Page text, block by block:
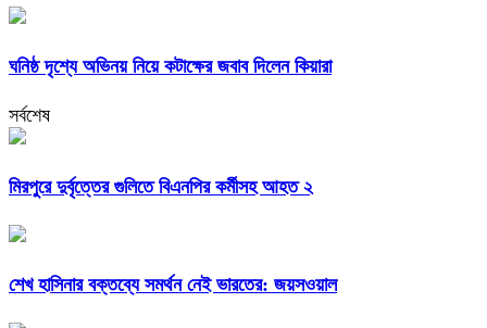
ঘনিষ্ঠ দৃশ্যে অভিনয় নিয়ে কটাক্ষের জবাব দিলেন কিয়ারা
সর্বশেষ
মিরপুরে দুর্বৃত্তের গুলিতে বিএনপির কর্মীসহ আহত ২
শেখ হাসিনার বক্তব্যে সমর্থন নেই ভারতের: জয়সওয়াল